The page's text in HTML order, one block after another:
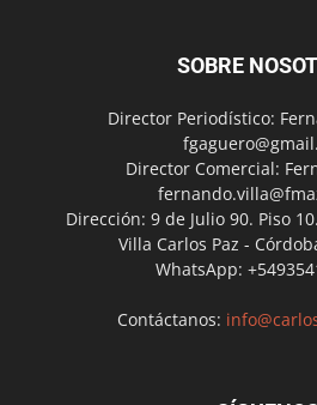
SOBRE
Director Periodístico:
Director Comercial:
Dirección: 9 de Julio 90. Piso
Villa Carlos Paz -
WhatsApp:
Contáctanos: